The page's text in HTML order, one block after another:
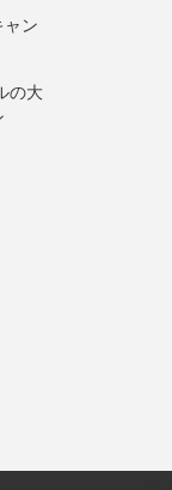
ャン
の大